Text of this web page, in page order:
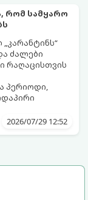
რომ სამყარო
ძალები
რაღაცისთვის
პერიოდი,
ეს
კი არა,
2026/07/29 12:52